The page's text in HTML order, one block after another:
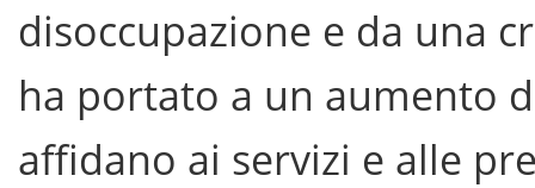
disoccupazione e da una
ha portato a un aumento
affidano ai servizi e alle